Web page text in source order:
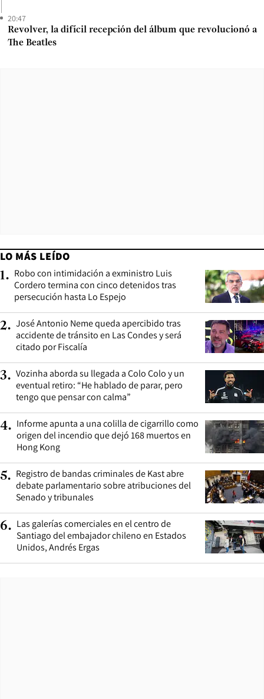
20:47
Revolver, la difícil recepción del álbum que revolucionó a
The Beatles
LO MÁS LEÍDO
1. Robo con intimidación a exministro Luis
Cordero termina con cinco detenidos tras
persecución hasta Lo Espejo
2. José Antonio Neme queda apercibido tras
accidente de tránsito en Las Condes y será
citado por Fiscalía
3. Vozinha aborda su llegada a Colo Colo y un
eventual retiro: “He hablado de parar, pero
tengo que pensar con calma”
4. Informe apunta a una colilla de cigarrillo como
origen del incendio que dejó 168 muertos en
Hong Kong
5. Registro de bandas criminales de Kast abre
debate parlamentario sobre atribuciones del
Senado y tribunales
6. Las galerías comerciales en el centro de
Santiago del embajador chileno en Estados
Unidos, Andrés Ergas